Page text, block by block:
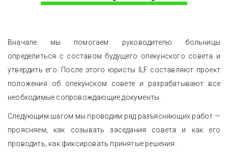
Вначале мы помогаем руководителю больницы
определиться с составом будущего опекунского совета и
утвердить его. После этого юристы ILF составляют проект
положения об опекунском совете и разрабатывают все
необходимые сопровождающие документы.
Следующим шагом мы проводим ряд разъясняющих работ —
проясняем, как созывать заседания совета и как его
проводить, как фиксировать принятые решения.